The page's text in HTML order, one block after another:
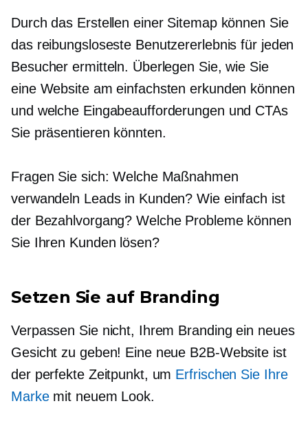
Durch das Erstellen einer Sitemap können Sie
das reibungsloseste Benutzererlebnis für jeden
Besucher ermitteln. Überlegen Sie, wie Sie
eine Website am einfachsten erkunden können
und welche Eingabeaufforderungen und CTAs
Sie präsentieren könnten.
Fragen Sie sich: Welche Maßnahmen
verwandeln Leads in Kunden? Wie einfach ist
der Bezahlvorgang? Welche Probleme können
Sie Ihren Kunden lösen?
Setzen Sie auf Branding
Verpassen Sie nicht, Ihrem Branding ein neues
Gesicht zu geben! Eine neue B2B-Website ist
der perfekte Zeitpunkt, um Erfrischen Sie Ihre
Markemit neuem Look.